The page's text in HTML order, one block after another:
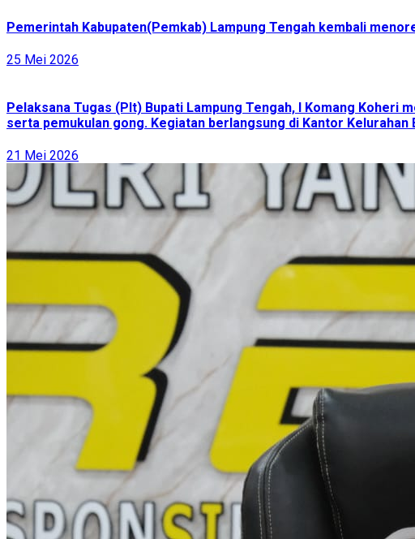
Pemerintah Kabupaten(Pemkab) Lampung Tengah kembali
25 Mei 2026
Pelaksana Tugas (Plt) Bupati Lampung Tengah, I Komang Koheri
serta pemukulan gong. Kegiatan berlangsung di Kantor
21 Mei 2026